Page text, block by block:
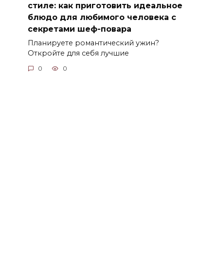
стиле: как приготовить идеальное
блюдо для любимого человека с
секретами шеф-повара
Планируете романтический ужин?
Откройте для себя лучшие
0 0